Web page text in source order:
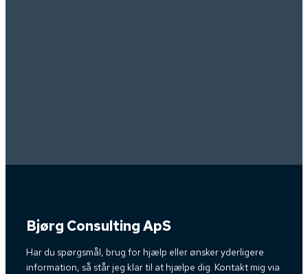
Bjørg Consulting ApS
Har du spørgsmål, brug for hjælp eller ønsker yderligere
information, så står jeg klar til at hjælpe dig. Kontakt mig via